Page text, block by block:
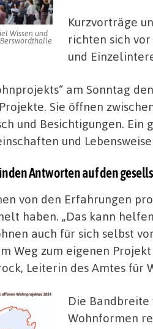
Wissen und
Kurzvorträge
richten sich
und
am Sonntag
Sie öffnen
und Besichtigungen.
und
Antworten auf den
von den Erfahrungen
haben. „Das kann
auch für sich selbst
Weg zum eigenen
Leiterin des Amtes für
Die
Wohnformen